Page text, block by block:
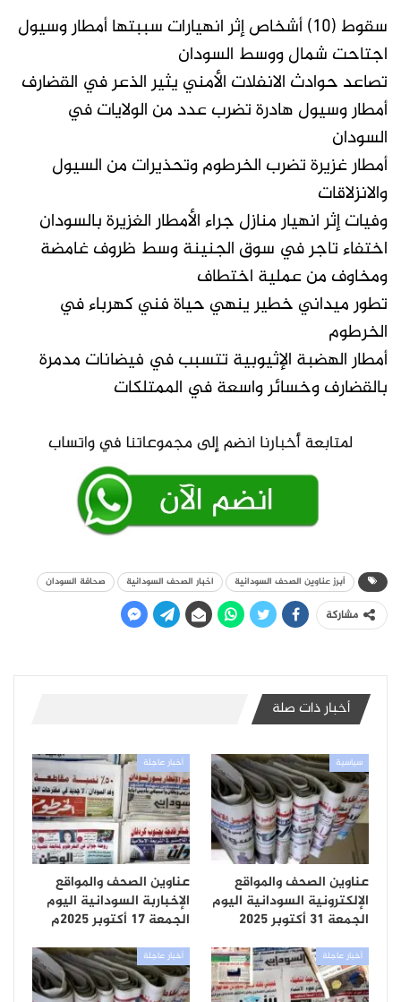
سقوط (10) أشخاص إثر انهيارات سببتها أمطار وسيول
اجتاحت شمال ووسط السودان
تصاعد حوادث الانفلات الأمني يثير الذعر في القضارف
أمطار وسيول هادرة تضرب عدد من الولايات في
السودان
أمطار غزيرة تضرب الخرطوم وتحذيرات من السيول
والانزلاقات
وفيات إثر انهيار منازل جراء الأمطار الغزيرة بالسودان
اختفاء تاجر في سوق الجنينة وسط ظروف غامضة
ومخاوف من عملية اختطاف
تطور ميداني خطير ينهي حياة فني كهرباء في
الخرطوم
أمطار الهضبة الإثيوبية تتسبب في فيضانات مدمرة
بالقضارف وخسائر واسعة في الممتلكات
أبرز عناوين الصحف السودانية اخبار الصحف السودانية صحافة السودان
مشاركة
أخبار ذات صلة
سياسية
عناوين الصحف والمواقع
الإلكترونية السودانية اليوم
الجمعة 31 أكتوبر 2025
أخبار عاجلة
عناوين الصحف والمواقع
الإخباربة السودانية اليوم
الجمعة 17 أكتوبر 2025م
أخبار عاجلة أخبار عاجلة